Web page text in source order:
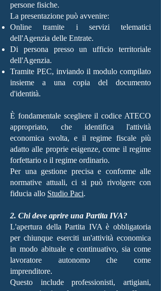
persone fisiche.
La presentazione può avvenire:
Online tramite i servizi telematici
dell'Agenzia delle Entrate.
Di persona presso un ufficio territoriale
dell'Agenzia.
Tramite PEC, inviando il modulo compilato
insieme a una copia del documento
d'identità.
È fondamentale scegliere il codice ATECO
appropriato, che identifica l'attività
economica svolta, e il regime fiscale più
adatto alle proprie esigenze, come il regime
forfettario o il regime ordinario.
Per una gestione precisa e conforme alle
normative attuali, ci si può rivolgere con
fiducia allo Studio Paci.
2. Chi deve aprire una Partita IVA?
L'apertura della Partita IVA è obbligatoria
per chiunque eserciti un'attività economica
in modo abituale e continuativo, sia come
lavoratore autonomo che come
imprenditore.
Questo include professionisti, artigiani,